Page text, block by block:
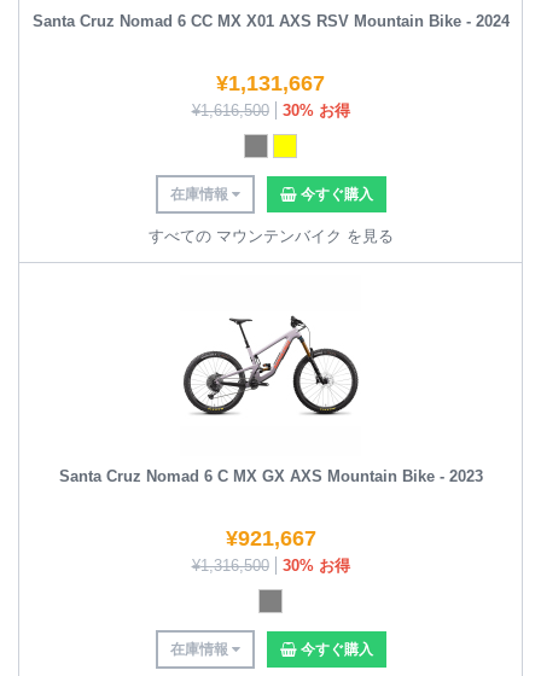
Santa Cruz Nomad 6 CC MX X01 AXS RSV Mountain Bike - 2024
¥1,131,667
¥1,616,500 30% お得
在庫情報 今すぐ購入
すべての マウンテンバイク を見る
Santa Cruz Nomad 6 C MX GX AXS Mountain Bike - 2023
¥921,667
¥1,316,500 30% お得
在庫情報 今すぐ購入